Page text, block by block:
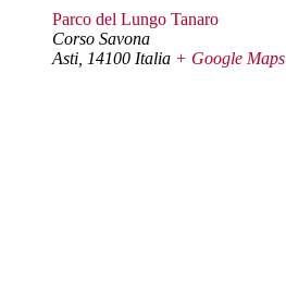
Parco del Lungo Tanaro
Corso Savona
Asti 14100 Italia + Google Maps